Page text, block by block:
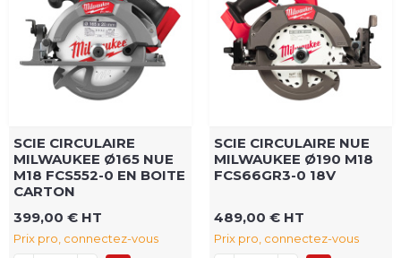
SCIE CIRCULAIRE
MILWAUKEE Ø165 NUE
M18 FCS552-0 EN BOITE
CARTON
399,00 € HT
Prix pro, connectez-vous
SCIE CIRCULAIRE NUE
MILWAUKEE Ø190 M18
FCS66GR3-0 18V
489,00 € HT
Prix pro, connectez-vous